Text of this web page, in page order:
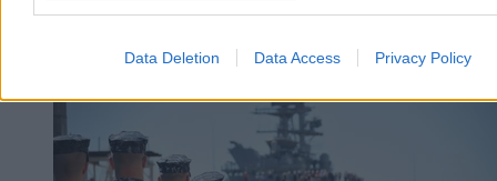
Data Deletion Data Access Privacy Policy